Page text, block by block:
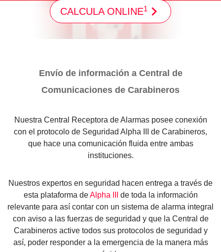
CALCULA ONLINE1
Envío de información a Central de
Comunicaciones de Carabineros
Nuestra Central Receptora de Alarmas posee conexión
con el protocolo de Seguridad Alpha III de Carabineros,
que hace una comunicación fluida entre ambas
instituciones.
Nuestros expertos en seguridad hacen entrega a través de
esta plataforma deAlpha III
de toda la información
relevante para así contar con un sistema de alarma integral
con aviso a las fuerzas de seguridad y que la Central de
Carabineros active todos sus protocolos de seguridad y
así, poder responder a la emergencia de la manera más